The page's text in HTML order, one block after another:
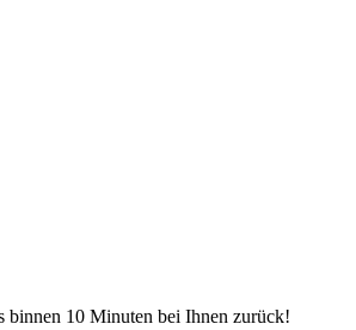
binnen 10 Minuten bei Ihnen zurück!